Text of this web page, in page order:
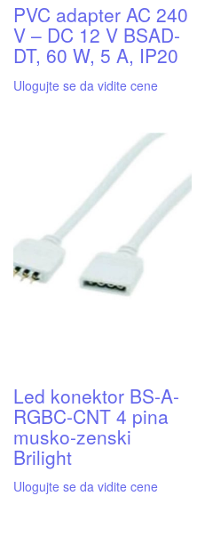
PVC adapter AC 240
V – DC 12 V BSAD-
DT, 60 W, 5 A, IP20
Ulogujte se da vidite cene
Led konektor BS-A-
RGBC-CNT 4 pina
musko-zenski
Brilight
Ulogujte se da vidite cene